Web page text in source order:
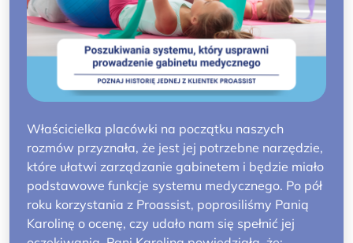
Właścicielka placówki na początku naszych
rozmów przyznała, że jest jej potrzebne narzędzie,
które ułatwi zarządzanie gabinetem i będzie miało
podstawowe funkcje systemu medycznego. Po pół
roku korzystania z Proassist, poprosiliśmy Panią
Karolinę o ocenę, czy udało nam się spełnić jej